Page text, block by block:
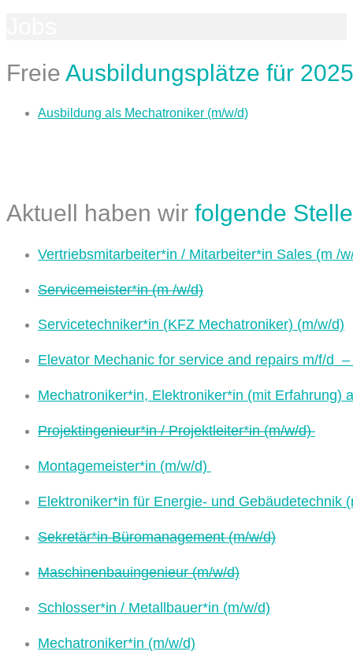
Freie Ausbildungsplätze für 2025
Ausbildung als Mechatroniker (m/w/d)
Aktuell haben wir folgende
Vertriebsmitarbeiter*in / Mitarbeiter*in Sales (m /
Servicemeister*in (m /w/d)
Servicetechniker*in (KFZ Mechatroniker) (m/w/d)
Elevator Mechanic for service and repairs m/f/d
Mechatroniker*in, Elektroniker*in (mit Erfahrung)
Projektingenieur*in / Projektleiter*in (m/w/d)
Montagemeister*in (m/w/d)
Elektroniker*in für Energie- und Gebäudetechnik
Sekretär*in Büromanagement (m/w/d)
Maschinenbauingenieur (m/w/d)
Schlosser*in / Metallbauer*in (m/w/d)
Mechatroniker*in (m/w/d)